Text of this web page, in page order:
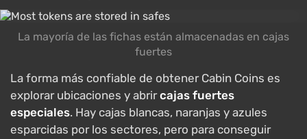
La mayoría de las fichas están almacenadas en cajas
fuertes
La forma más confiable de obtener Cabin Coins es
explorar ubicaciones y abrircajas fuertes
especiales. Hay cajas blancas, naranjas y azules
esparcidas por los sectores, pero para conseguir